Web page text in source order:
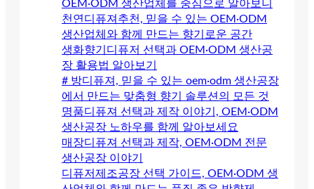
OEM·ODM 생산업체를 중심으로 알아보니
천연디퓨져추천, 믿을 수 있는 OEM·ODM
생산업체와 함께 만드는 향기로운 공간
생화향기디퓨저 선택과 OEM·ODM 생산공
장 활용법 알아보기
# 방디퓨져, 믿을 수 있는 oem·odm 생산공장
에서 만드는 맞춤형 향기 솔루션의 모든 것
명품디퓨져 선택과 제작 이야기, OEM·ODM
생산공장 노하우를 함께 알아보세요
매장디퓨져 선택과 제작, OEM·ODM 전문
생산공장 이야기
디퓨저제조공장 선택 가이드, OEM·ODM 생